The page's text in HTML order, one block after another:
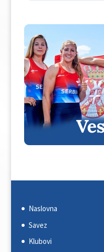
Naslovna
Savez
Klubovi